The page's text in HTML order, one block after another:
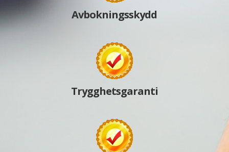
Avbokningsskydd
Trygghetsgaranti